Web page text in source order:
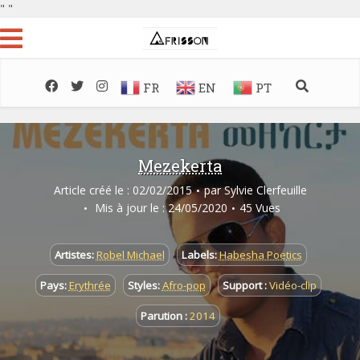
" "
FR EN PT
Mezekerta
Article créé le : 02/02/2015 par Sylvie Clerfeuille
Mis à jour le : 24/05/2020
45 Vues
Artistes: Robel Michael Labels:Habesha Poetics
Pays: Erythrée Styles:Afro-pop Support :Vidéo-clip
Parution :2014